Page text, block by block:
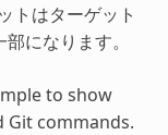
トはターゲット
になります。
to show
Git commands.